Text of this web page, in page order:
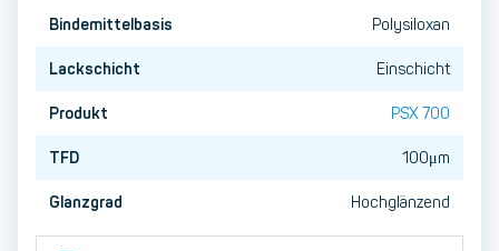
Bindemittelbasis Polysiloxan
Lackschicht Einschicht
Produkt PSX 700
TFD 100μm
Glanzgrad Hochglänzend